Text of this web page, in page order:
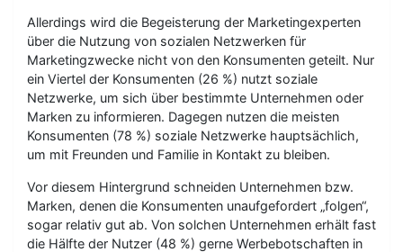
Allerdings wird die Begeisterung der Marketingexperten
über die Nutzung von sozialen Netzwerken für
Marketingzwecke nicht von den Konsumenten geteilt. Nur
ein Viertel der Konsumenten (26 %) nutzt soziale
Netzwerke, um sich über bestimmte Unternehmen oder
Marken zu informieren. Dagegen nutzen die meisten
Konsumenten (78 %) soziale Netzwerke hauptsächlich,
um mit Freunden und Familie in Kontakt zu bleiben.
Vor diesem Hintergrund schneiden Unternehmen bzw.
Marken, denen die Konsumenten unaufgefordert „folgen“,
sogar relativ gut ab. Von solchen Unternehmen erhält fast
die Hälfte der Nutzer (48 %) gerne Werbebotschaften in